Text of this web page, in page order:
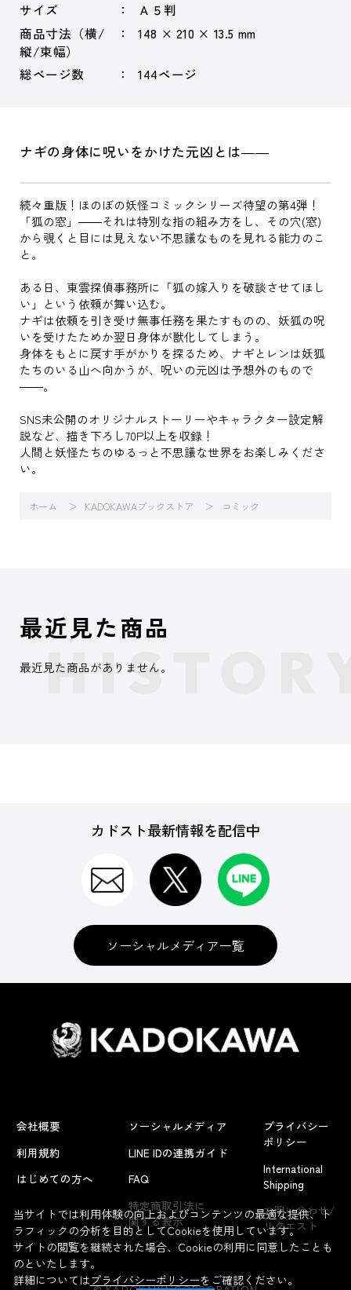
サイズ
Ａ５判
商品寸法（横/
縦/束幅）
148 × 210 × 13.5 mm
総ページ数 144ページ
ナギの身体に呪いをかけた元凶とは――
続々重版！ほのぼの妖怪コミックシリーズ待望の第4弾！
「狐の窓」――それは特別な指の組み方をし、その穴(窓)
から覗くと目には見えない不思議なものを見れる能力のこ
と。
ある日、東雲探偵事務所に「狐の嫁入りを破談させてほし
い」という依頼が舞い込む。
ナギは依頼を引き受け無事任務を果たすものの、妖狐の呪
いを受けたためか翌日身体が獣化してしまう。
身体をもとに戻す手がかりを探るため、ナギとレンは妖狐
たちのいる山へ向かうが、呪いの元凶は予想外のもので
――。
SNS未公開のオリジナルストーリーやキャラクター設定解
説など、描き下ろし70P以上を収録！
人間と妖怪たちのゆるっと不思議な世界をお楽しみくださ
い。
ホーム KADOKAWAブックストア コミック
よくあるお問い合わせ
最近見た商品
最近見た商品がありません。
カドスト最新情報を配信中
ソーシャルメディア一覧
会社概要
利用規約
はじめての方へ
ソーシャルメディア
LINE IDの連携ガイド
FAQ
特定商取引法に
関する表示
プライバシー
ポリシー
International
Shipping
お問い合わせ/
リクエスト
当サイトでは利用体験の向上およびコンテンツの最適な提供、ト
ラフィックの分析を目的としてCookieを使用しています。
サイトの閲覧を継続された場合、Cookieの利用に同意したことも
のといたします。
詳細についてはプライバシーポリシーをご確認ください。